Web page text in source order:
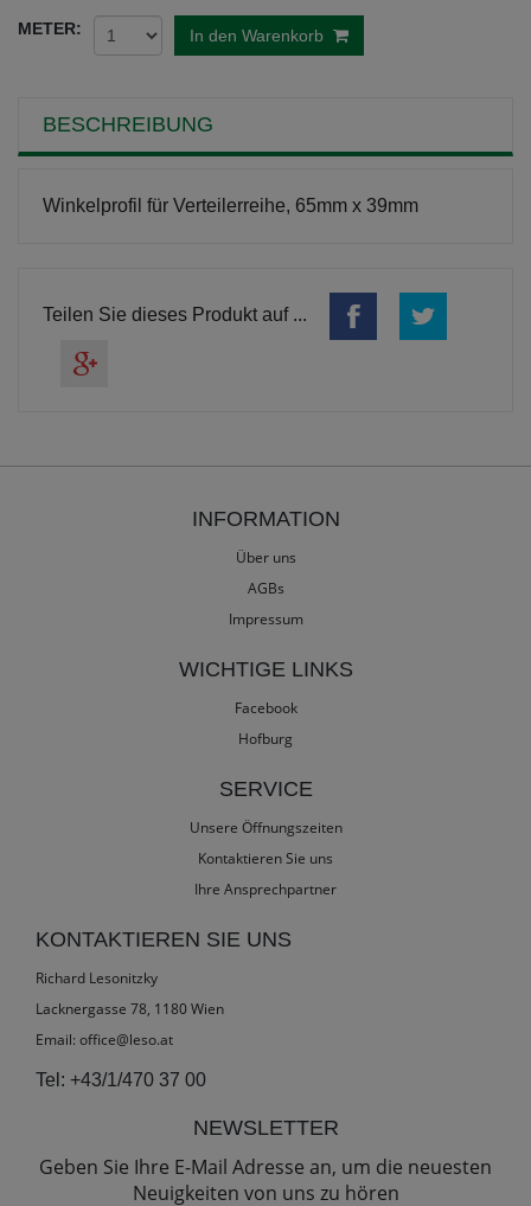
METER: In den Warenkorb
BESCHREIBUNG
Winkelprofil für Verteilerreihe, 65mm x 39mm
Teilen Sie dieses Produkt auf ...
INFORMATION
Über uns
AGBs
Impressum
WICHTIGE LINKS
Facebook
Hofburg
SERVICE
Unsere Öffnungszeiten
Kontaktieren Sie uns
Ihre Ansprechpartner
KONTAKTIEREN SIE UNS
Richard Lesonitzky
Lacknergasse 78, 1180 Wien
Email: office@leso.at
Tel: +43/1/470 37 00
NEWSLETTER
Geben Sie Ihre E-Mail Adresse an, um die neuesten
Neuigkeiten von uns zu hören